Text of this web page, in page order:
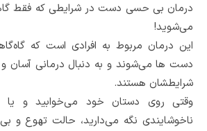
درمان بی حسی دست در شرایطی که فقط
می‌شوید!
این درمان مربوط به افرادی است که
دست ‌ها می‌شوند و به دنبال درمانی آسان و
شرایطشان هستند.
وقتی روی دستان خود می‌خوابید و یا
ناخوشایندی نگه می‌دارید، حالت